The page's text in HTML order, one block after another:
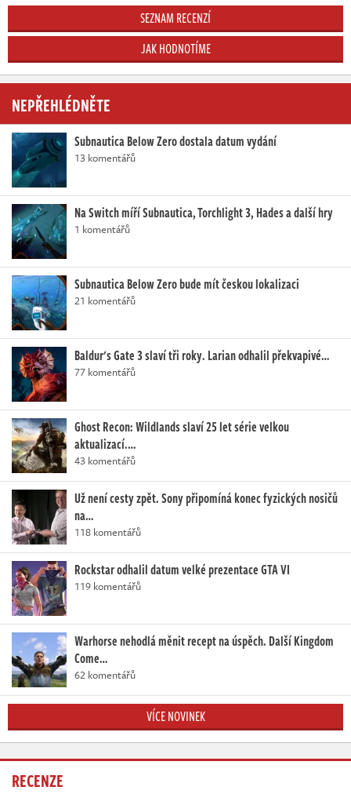
SEZNAM RECENZÍ
JAK HODNOTÍME
NEPŘEHLÉDNĚTE
Subnautica Below Zero dostala datum vydání
13 komentářů
Na Switch míří Subnautica, Torchlight 3, Hades a další hry
1 komentářů
Subnautica Below Zero bude mít českou lokalizaci
21 komentářů
Baldur's Gate 3 slaví tři roky. Larian odhalil překvapivé…
77 komentářů
Ghost Recon: Wildlands slaví 25 let série velkou
aktualizací.…
43 komentářů
Už není cesty zpět. Sony připomíná konec fyzických nosičů
na…
118 komentářů
Rockstar odhalil datum velké prezentace GTA VI
119 komentářů
Warhorse nehodlá měnit recept na úspěch. Další Kingdom
Come…
62 komentářů
VÍCE NOVINEK
RECENZE